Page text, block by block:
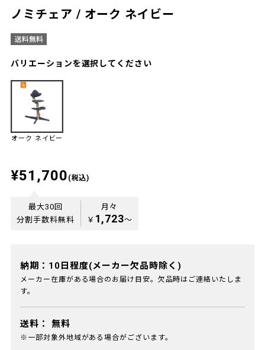
ノミチェア / オーク ネイビー
バリエーションを選択してください
オーク ネイビー
¥51,700 (税込)
最大30回
分割手数料無料
月々
￥ 1,723〜
納期：10日程度(メーカー欠品時除く)
メーカー在庫がある場合のお届け目安。欠品時はご連絡いたしま
す。
送料： 無料
※一部対象外地域がある場合がございます。